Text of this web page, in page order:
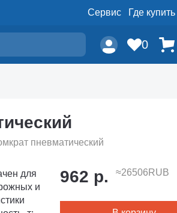
Сервис Где купить
0
пневматический
для
и
962 р. ≈26506RUB